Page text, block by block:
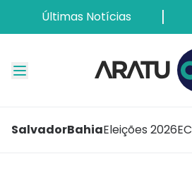
Últimas Notícias
SalvadorBahiaEleições 2026